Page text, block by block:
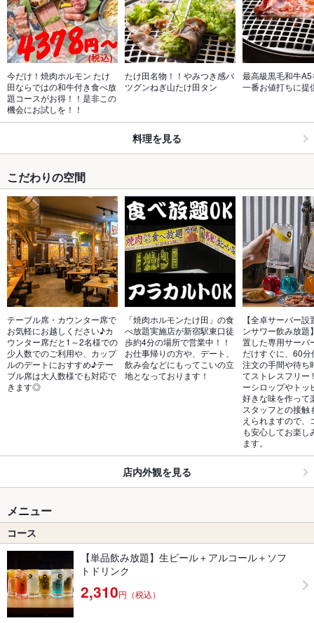
今だけ！焼肉ホルモン たけ
田ならではの和牛付き食べ放
題コースがお得！！是非この
機会にお試しを！！
たけ田名物！！やみつき感バ
ツグンねぎ山たけ田タン
最高級黒毛和牛
一番お値打ちに提
料理を見る
こだわりの空間
テーブル席・カウンター席で
お気軽にお越しください♪カ
ウンター席だと1～2名様での
少人数でのご利用や、カップ
ルのデートにおすすめ♪テー
ブル席は大人数様でも対応で
きます◎
「焼肉ホルモンたけ田」の食
べ放題実施店が新宿駅東口徒
歩約4分の場所で営業中！！
お仕事帰りの方や、デート、
飲み会などにもってこいの立
地となっております！
【全卓サーバー
ンサワー飲み放題
置した専用サーバ
だけすぐに、60分
注文の手間や待ち
てストレスフリー
ーシロップやトッ
好きな味を作って
スタッフとの接触
えられますので、
も安心してお楽し
ます。
店内外観を見る
メニュー
コース
【単品飲み放題】生ビール＋アルコール＋ソフ
トドリンク
2,310円（税込）